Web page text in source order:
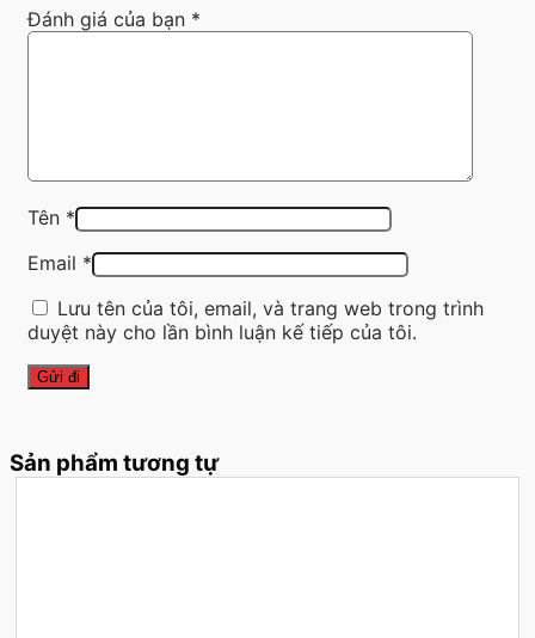
Đánh giá của bạn *
Tên *
Email *
Lưu tên của tôi, email, và trang web trong trình
duyệt này cho lần bình luận kế tiếp của tôi.
Sản phẩm tương tự